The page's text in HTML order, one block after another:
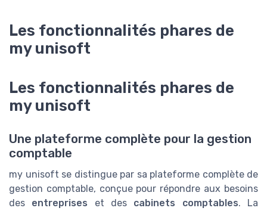
Les fonctionnalités phares de
my unisoft
Les fonctionnalités phares de
my unisoft
Une plateforme complète pour la gestion
comptable
my unisoft se distingue par sa plateforme complète de
gestion comptable, conçue pour répondre aux besoins
des entreprises et des cabinets comptables. La